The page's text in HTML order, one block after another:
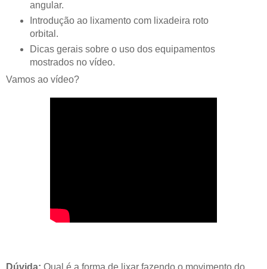
angular.
Introdução ao lixamento com lixadeira roto
orbital.
Dicas gerais sobre o uso dos equipamentos
mostrados no vídeo.
Vamos ao vídeo?
Dúvida: Qual é a forma de lixar fazendo o movimento do